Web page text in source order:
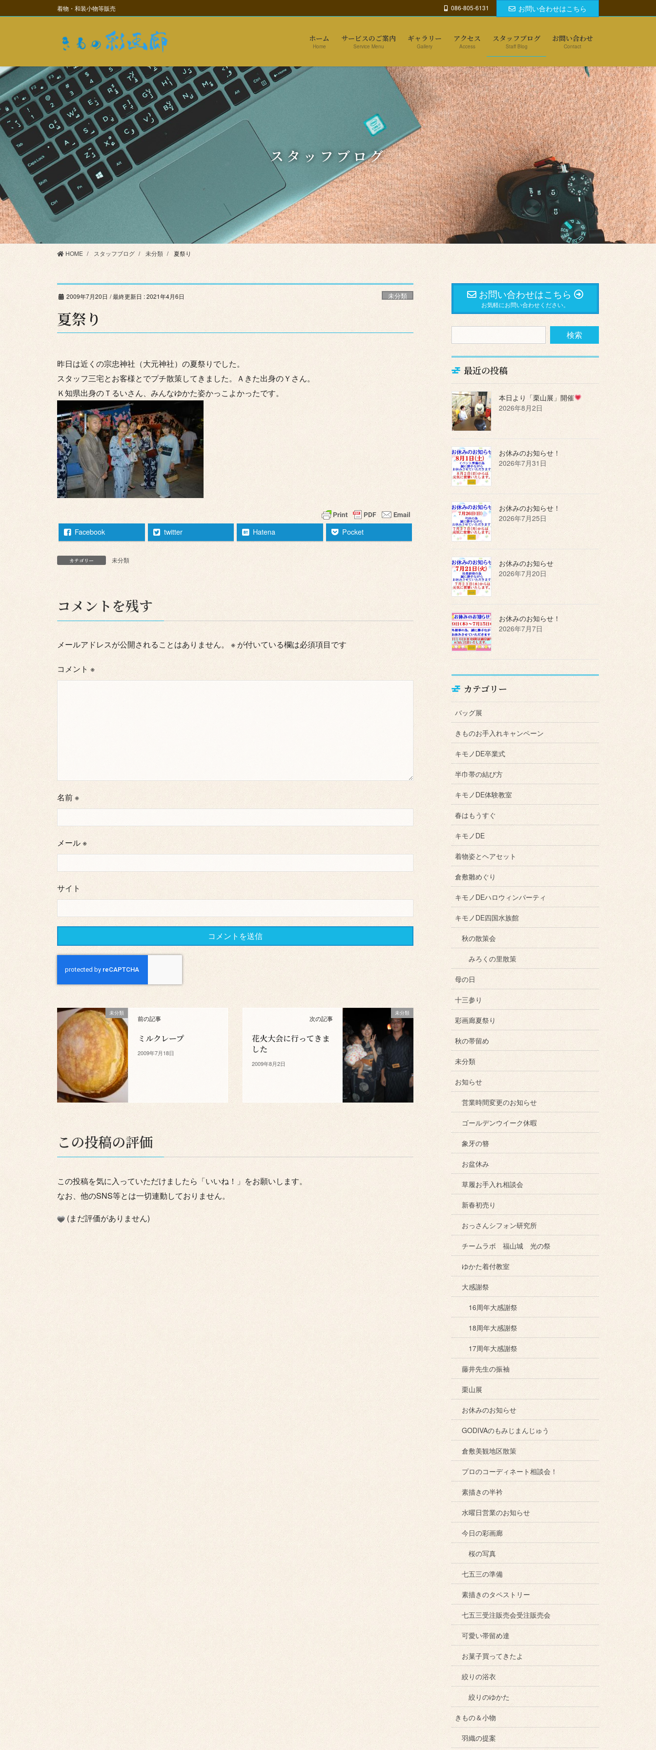
ン
に
移
ビ
ョ
ン
移
動
着物・和装小物等販売 086-805-6131 お問い合わせはこちら
ホーム
Home
サービスのご案内
Service Menu
ギャラリー
Gallery
アクセス
Access
スタッフブログ
Staff Blog
お問い合わせ
Contact
スタッフブログ
HOME スタッフブログ 未分類 夏祭り
2009年7月20日 / 最終更新日 :2021年4月6日 未分類
夏祭り
昨日は近くの宗忠神社（大元神社）の夏祭りでした。
スタッフ三宅とお客様とでプチ散策してきました。Ａきた出身のＹさん。
Ｋ知県出身のＴるいさん、みんなゆかた姿かっこよかったです。
Facebook twitter Hatena Pocket
カテゴリー 未分類
コメントを残す
メールアドレスが公開されることはありません。 ※ が付いている欄は必須項目です
コメント ※
名前※
メール※
サイト
未分類
前の記事
ミルクレープ
2009年7月18日
未分類
次の記事
花火大会に行ってきま
した
2009年8月2日
この投稿の評価
この投稿を気に入っていただけましたら「いいね！」をお願いします。
なお、他のSNS等とは一切連動しておりません。
(まだ評価がありません)
お問い合わせはこちら
お気軽にお問い合わせください。
最近の投稿
本日より「栗山展」開催
2026年8月2日
お休みのお知らせ！
2026年7月31日
お休みのお知らせ！
2026年7月25日
お休みのお知らせ
2026年7月20日
お休みのお知らせ！
2026年7月7日
カテゴリー
バッグ展
きものお手入れキャンペーン
キモノDE卒業式
半巾帯の結び方
キモノDE体験教室
春はもうすぐ
キモノDE
着物姿とヘアセット
倉敷雛めぐり
キモノDEハロウィンパーティ
キモノDE四国水族館
秋の散策会
みろくの里散策
母の日
十三参り
彩画廊夏祭り
秋の帯留め
未分類
お知らせ
営業時間変更のお知らせ
ゴールデンウイーク休暇
象牙の簪
お盆休み
草履お手入れ相談会
新春初売り
おっさんシフォン研究所
チームラボ 福山城 光の祭
ゆかた着付教室
大感謝祭
16周年大感謝祭
18周年大感謝祭
17周年大感謝祭
藤井先生の振袖
栗山展
お休みのお知らせ
GODIVAのもみじまんじゅう
倉敷美観地区散策
プロのコーディネート相談会！
素描きの半衿
水曜日営業のお知らせ
今日の彩画廊
桜の写真
七五三の準備
素描きのタペストリー
七五三受注販売会受注販売会
可愛い帯留め達
お菓子買ってきたよ
絞りの浴衣
絞りのゆかた
きもの＆小物
羽織の提案